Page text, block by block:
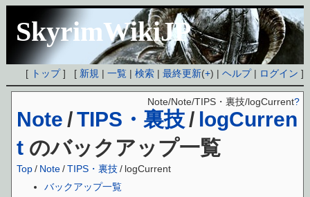
SkyrimWikiJP
[ トップ] [ 新規 |一覧 |検索 |最終更新(+) |ヘルプ| ログイン ]
Note /TIPS・裏技 / logCurren
t のバックアップ一覧
Note/Note/TIPS・裏技/logCurrent?
Top / Note/TIPS・裏技/ logCurrent
バックアップ一覧